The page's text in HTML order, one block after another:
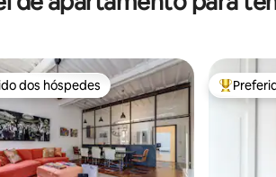
preferidos dos hóspedes
dos hóspedes Entre os